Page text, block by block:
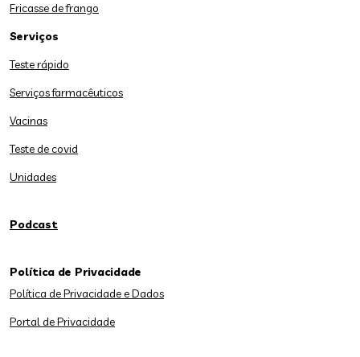
Fricasse de frango
Serviços
Teste rápido
Serviços farmacêuticos
Vacinas
Teste de covid
Unidades
Podcast
Política de Privacidade
Política de Privacidade e Dados
Portal de Privacidade